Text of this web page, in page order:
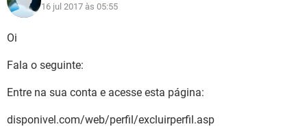
16 jul 2017 às 05:55
Oi
Fala o seguinte:
Entre na sua conta e acesse esta página:
disponivel.com/web/perfil/excluirperfil.asp